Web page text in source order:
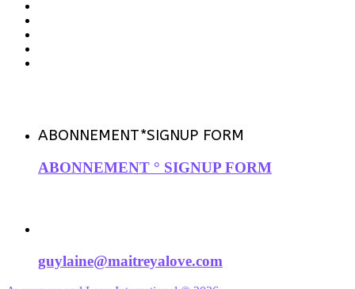
ABONNEMENT*SIGNUP FORM
ABONNEMENT ° SIGNUP FORM
guylaine@maitreyalove.com